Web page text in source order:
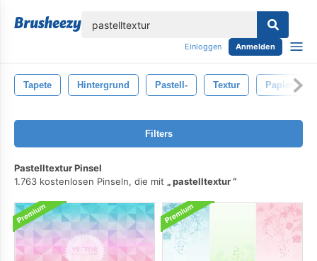
Einloggen Anmelden
Tapete Hintergrund Pastell- Textur Papier-
Filters
Pastelltextur Pinsel
1.763 kostenlosen Pinseln, die mit
pastelltextur